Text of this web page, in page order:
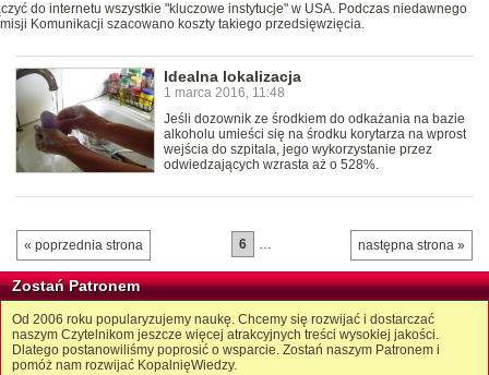
do internetu wszystkie "kluczowe instytucje" w USA. Podczas niedawnego
Komunikacji szacowano koszty takiego przedsięwzięcia.
Idealna lokalizacja
1 marca 2016, 11:48
Jeśli dozownik ze środkiem do odkażania na bazie
alkoholu umieści się na środku korytarza na wprost
wejścia do szpitala, jego wykorzystanie przez
odwiedzających wzrasta aż o 528%.
« poprzednia strona następna strona »
6 …
Zostań Patronem
Od 2006 roku popularyzujemy naukę. Chcemy się rozwijać i dostarczać
naszym Czytelnikom jeszcze więcej atrakcyjnych treści wysokiej jakości.
Dlatego postanowiliśmy poprosić o wsparcie. Zostań naszym Patronem i
pomóż nam rozwijać KopalnięWiedzy.